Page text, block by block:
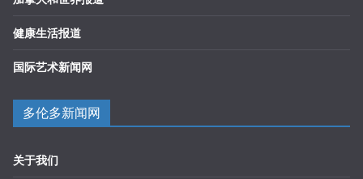
健康生活报道
国际艺术新闻网
多伦多新闻网
关于我们